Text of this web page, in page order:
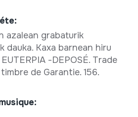
azalean grabaturik
dauka. Kaxa barnean hiru
-DEPOSÉ. Trade
de Garantie. 156.